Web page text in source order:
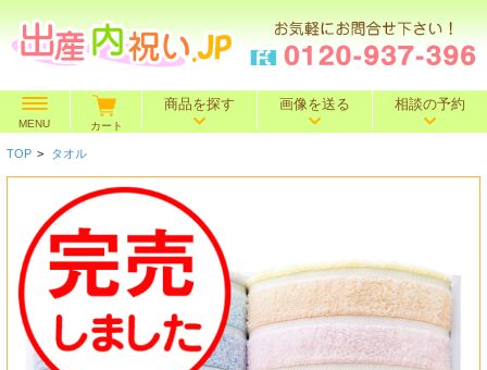
MENU カート
商品を探す
価格で探す
～2,000円
～5,000円 ～10,000円 10,001円～
BOXセット
特選ギフト
名入れギフト
画像を送る 相談の予約
TOP > タオル